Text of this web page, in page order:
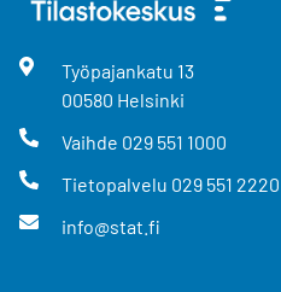
Työpajankatu 13
00580 Helsinki
Vaihde 029 551 1000
Tietopalvelu 029 551 2220
info@stat.fi